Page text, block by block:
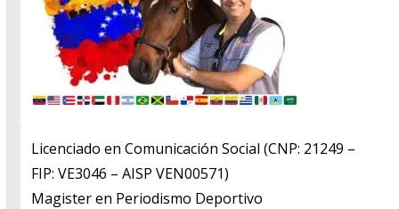
Licenciado en Comunicación Social (CNP: 21249 –
FIP: VE3046 – AISP VEN00571)
​Magister en Periodismo Deportivo